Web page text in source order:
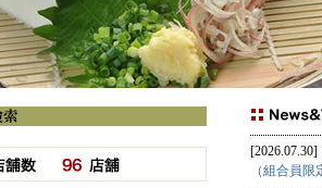
[2026.07.30]
（組合員